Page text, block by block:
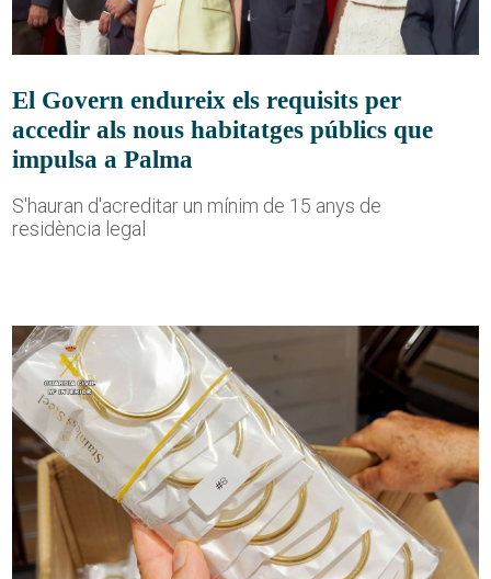
El Govern endureix els requisits per
accedir als nous habitatges públics que
impulsa a Palma
S'hauran d'acreditar un mínim de 15 anys de
residència legal